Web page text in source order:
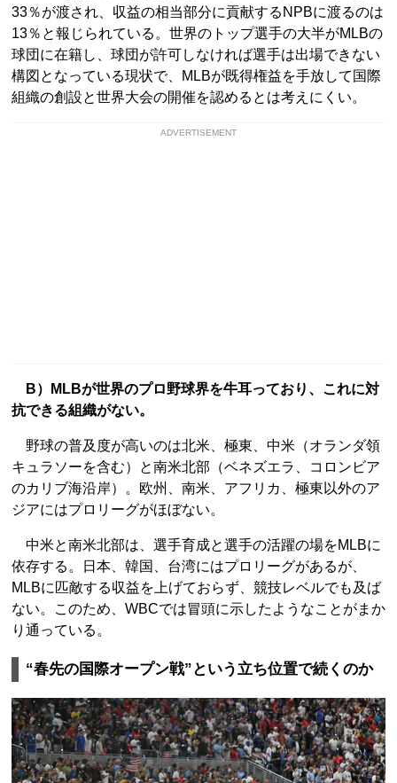
33％が渡され、収益の相当部分に貢献するNPBに渡るのは
13％と報じられている。世界のトップ選手の大半がMLBの
球団に在籍し、球団が許可しなければ選手は出場できない
構図となっている現状で、MLBが既得権益を手放して国際
組織の創設と世界大会の開催を認めるとは考えにくい。
ADVERTISEMENT
B）MLBが世界のプロ野球界を牛耳っており、これに対
抗できる組織がない。
野球の普及度が高いのは北米、極東、中米（オランダ領
キュラソーを含む）と南米北部（ベネズエラ、コロンビア
のカリブ海沿岸）。欧州、南米、アフリカ、極東以外のア
ジアにはプロリーグがほぼない。
中米と南米北部は、選手育成と選手の活躍の場をMLBに
依存する。日本、韓国、台湾にはプロリーグがあるが、
MLBに匹敵する収益を上げておらず、競技レベルでも及ば
ない。このため、WBCでは冒頭に示したようなことがまか
り通っている。
“春先の国際オープン戦”という立ち位置で続くのか